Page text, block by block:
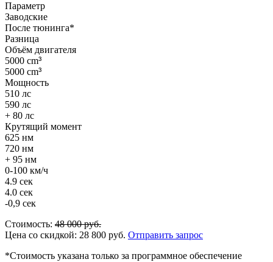
Параметр
Заводские
После тюнинга*
Разница
Объём двигателя
5000 cm³
5000 cm³
Мощность
510 лс
590 лс
+ 80 лс
Крутящий момент
625 нм
720 нм
+ 95 нм
0-100 км/ч
4.9 сек
4.0 сек
-0,9 сек
Стоимость: 48 000руб.
Цена со скидкой: 28 800 руб. Отправить запрос
*Стоимость указана только за программное обеспечение